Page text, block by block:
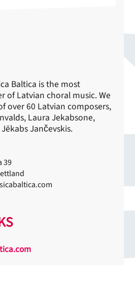
Baltica is the most
of Latvian choral music. We
over 60 Latvian composers,
Laura Jekabsone,
Jančevskis.
39